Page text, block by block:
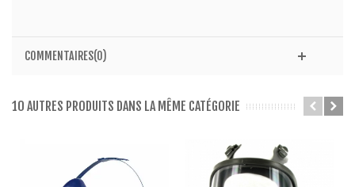
COMMENTAIRES(0)
10 AUTRES PRODUITS DANS LA MÊME CATÉGORIE